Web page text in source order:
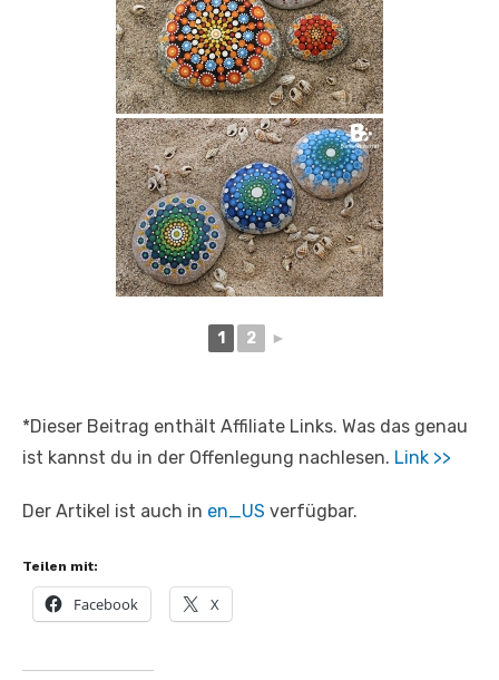
1 2 ►
*Dieser Beitrag enthält Affiliate Links. Was das genau
ist kannst du in der Offenlegung nachlesen. Link >>
Der Artikel ist auch in en_US verfügbar.
Teilen mit:
Facebook X